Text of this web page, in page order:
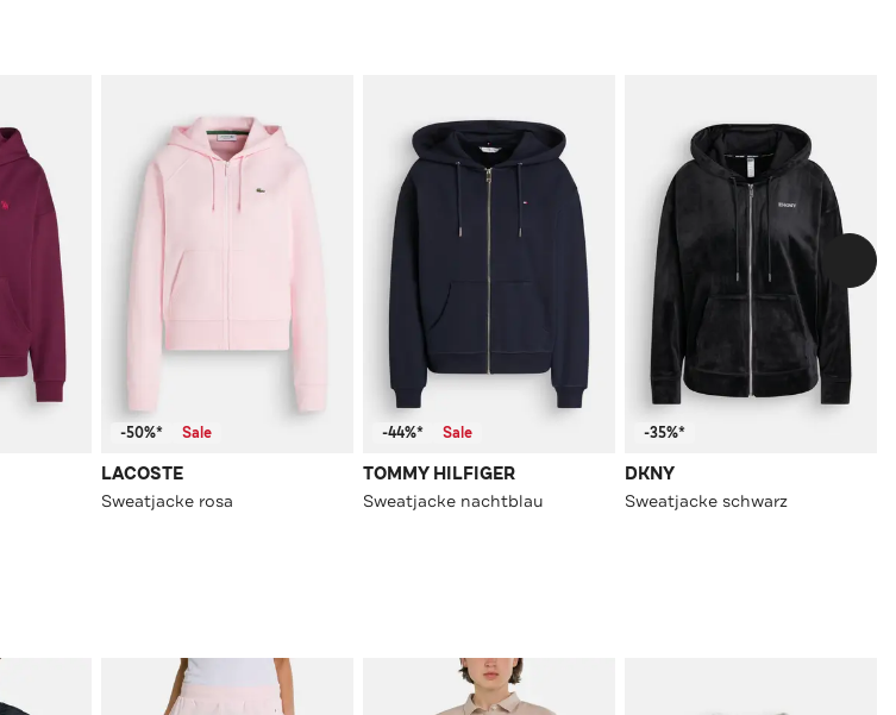
-50%* Sale
LACOSTE
Sweatjacke rosa
-44%* Sale
TOMMY HILFIGER
Sweatjacke nachtblau
-35%*
DKNY
Sweatjacke schwarz